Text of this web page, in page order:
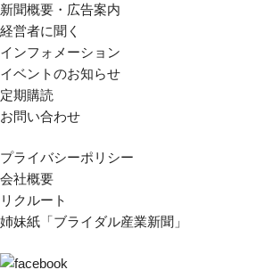
新聞概要・広告案内
経営者に聞く
インフォメーション
イベントのお知らせ
定期購読
お問い合わせ
プライバシーポリシー
会社概要
リクルート
姉妹紙「ブライダル産業新聞」